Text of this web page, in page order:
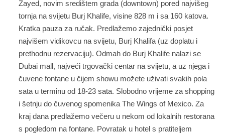
Zayed, novim središtem grada (downtown) pored najvišeg
tornja na svijetu Burj Khalife, visine 828 m i sa 160 katova.
Kratka pauza za ručak. Predlažemo zajednički posjet
najvišem vidikovcu na svijetu, Burj Khalifa (uz doplatu i
prethodnu rezervaciju). Odmah do Burj Khalife nalazi se
Dubai mall, najveći trgovački centar na svijetu, a uz njega i
čuvene fontane u čijem showu možete uživati svakih pola
sata u terminu od 18-23 sata. Slobodno vrijeme za shopping
i šetnju do čuvenog spomenika The Wings of Mexico. Za
kraj dana predlažemo večeru u nekom od lokalnih restorana
s pogledom na fontane. Povratak u hotel s pratiteljem